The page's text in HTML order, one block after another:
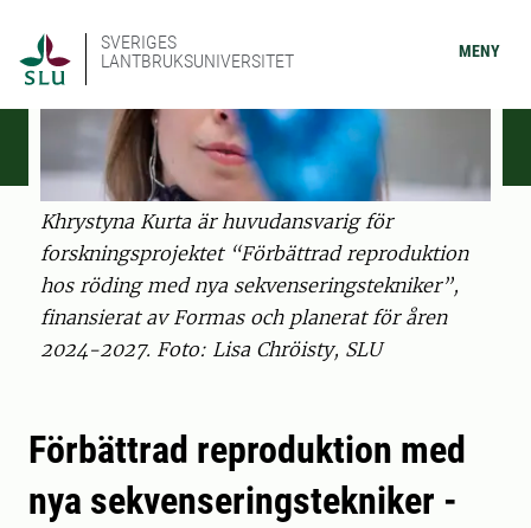
SVERIGES
LANTBRUKSUNIVERSITET
MENY
Khrystyna Kurta är huvudansvarig för
forskningsprojektet “Förbättrad reproduktion
hos röding med nya sekvenseringstekniker”,
finansierat av Formas och planerat för åren
2024-2027. Foto: Lisa Chröisty, SLU
Förbättrad reproduktion med
nya sekvenseringstekniker -